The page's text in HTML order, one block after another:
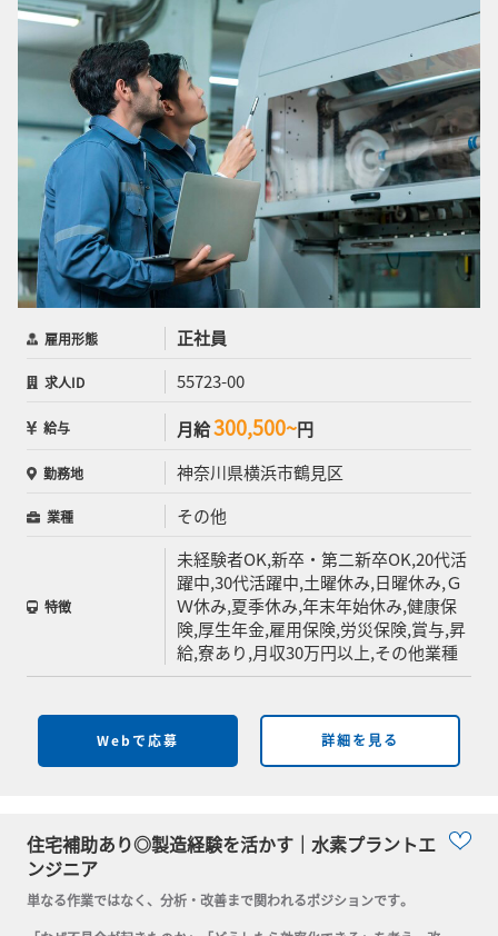
雇用形態 正社員
求人ID 55723-00
給与 月給300,500~円
勤務地 神奈川県横浜市鶴見区
業種 その他
特徴
未経験者OK,新卒・第二新卒OK,20代活
躍中,30代活躍中,土曜休み,日曜休み,Ｇ
Ｗ休み,夏季休み,年末年始休み,健康保
険,厚生年金,雇用保険,労災保険,賞与,昇
給,寮あり,月収30万円以上,その他業種
Webで応募 詳細を見る
住宅補助あり◎製造経験を活かす｜水素プラントエ
ンジニア
単なる作業ではなく、分析・改善まで関われるポジションです。